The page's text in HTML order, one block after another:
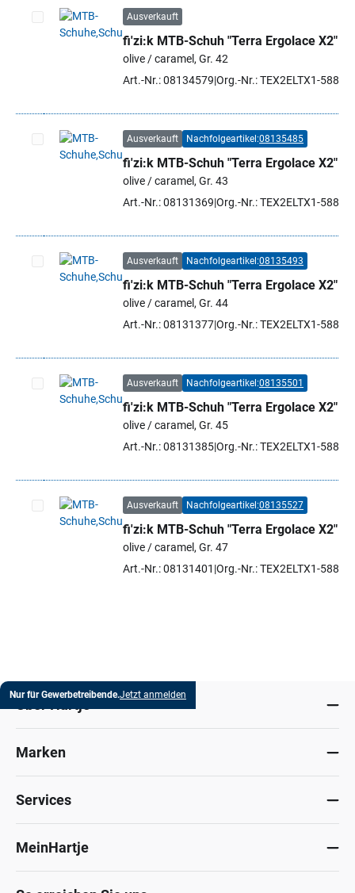
Artikel auswählen
Ausverkauft
fi'zi:k MTB-Schuh "Terra Ergolace X2"
olive / caramel, Gr. 42
Art.-Nr.: 08134579 Org.-Nr.: TEX2ELTX1-5886
Artikel auswählen
Ausverkauft Nachfolgeartikel:08135485
fi'zi:k MTB-Schuh "Terra Ergolace X2"
olive / caramel, Gr. 43
Art.-Nr.: 08131369 Org.-Nr.: TEX2ELTX1-5886
Artikel auswählen
Ausverkauft Nachfolgeartikel:08135493
fi'zi:k MTB-Schuh "Terra Ergolace X2"
olive / caramel, Gr. 44
Art.-Nr.: 08131377Org.-Nr.: TEX2ELTX1-5886
Artikel auswählen
Ausverkauft Nachfolgeartikel:08135501
fi'zi:k MTB-Schuh "Terra Ergolace X2"
olive / caramel, Gr. 45
Art.-Nr.: 08131385Org.-Nr.: TEX2ELTX1-5886
Artikel auswählen
Ausverkauft Nachfolgeartikel:08135527
fi'zi:k MTB-Schuh "Terra Ergolace X2"
olive / caramel, Gr. 47
Art.-Nr.: 08131401 Org.-Nr.: TEX2ELTX1-5886
Nur für Gewerbetreibende.Jetzt anmelden
Marken
Services
MeinHartje